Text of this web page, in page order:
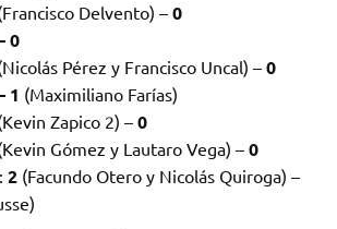
Delvento) – 0
0
Pérez y Francisco Uncal) – 0
1 (Maximiliano Farías)
Zapico 2) –0
Gómez y Lautaro Vega) – 0
2 (Facundo Otero y Nicolás Quiroga) –